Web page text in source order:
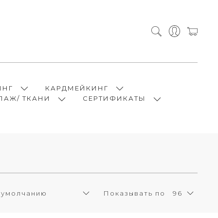
КАРДМЕЙКИНГ
ТКАНИ
СЕРТИФИКАТЫ
Показывать по